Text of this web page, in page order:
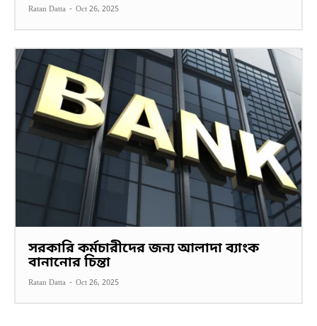
Ratan Datta - Oct 26, 2025
সরকারি কর্মচারীদের জন্য আলাদা ব্যাংক
বানানোর চিন্তা
Ratan Datta - Oct 26, 2025